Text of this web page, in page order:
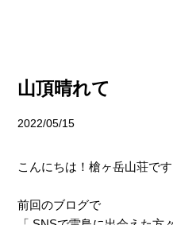
山頂晴れて
2022/05/15
こんにちは！槍ヶ岳山荘です
前回のブログで